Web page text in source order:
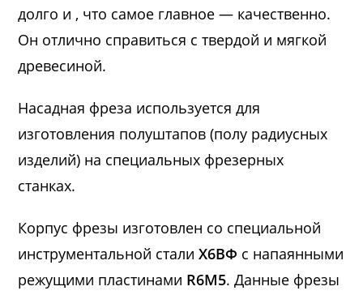
долго и , что самое главное — качественно.
Он отлично справиться с твердой и мягкой
древесиной.
Насадная фреза используется для
изготовления полуштапов (полу радиусных
изделий) на специальных фрезерных
станках.
Корпус фрезы изготовлен со специальной
инструментальной сталиХ6ВФ с напаянными
режущими пластинами R6M5. Данные фрезы